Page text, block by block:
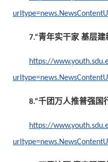
7.“青年实干家 基层建
https://
8.“千团万人推普强国
https://